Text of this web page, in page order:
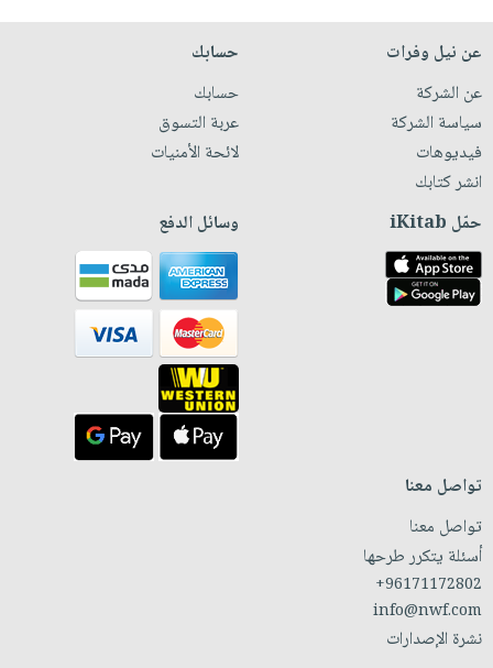
عن نيل وفرات
عن الشركة
سياسة الشركة
فيديوهات
انشر كتابك
حسابك
حسابك
عربة التسوق
لائحة الأمنيات
حمّل iKitab وسائل الدفع
تواصل معنا
تواصل معنا
أسئلة يتكرر طرحها
+96171172802
info@nwf.com
نشرة الإصدارات